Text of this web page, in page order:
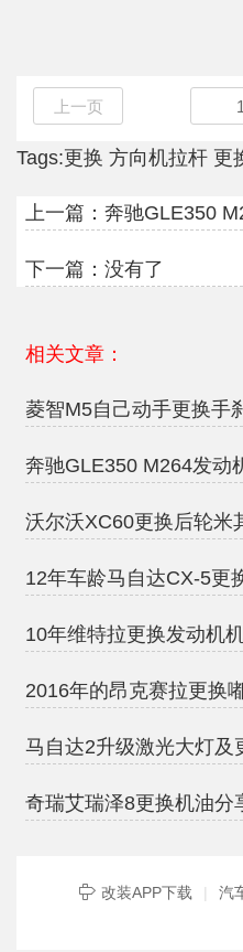
上一页 1
Tags:更换 方向机拉杆 更
上一篇： 奔驰GLE350
下一篇：没有了
相关文章：
菱智M5自己动手更换手
奔驰GLE350 M264发动
沃尔沃XC60更换后轮米
12年车龄马自达CX-5更
10年维特拉更换发动机
2016年的昂克赛拉更换
马自达2升级激光大灯及
奇瑞艾瑞泽8更换机油分
改装APP下载 | 汽